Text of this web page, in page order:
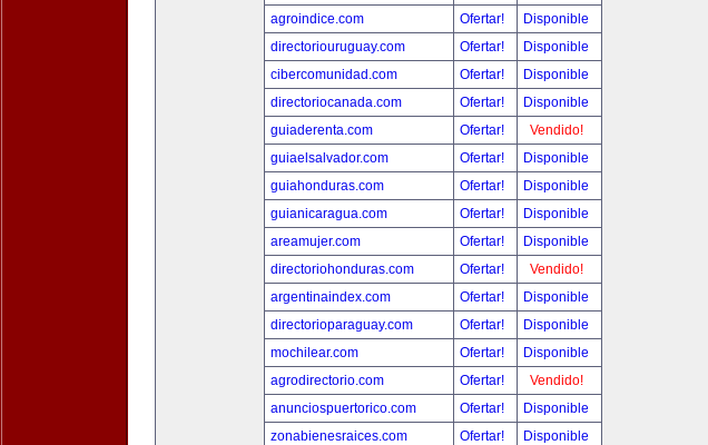
agroindice.com
Ofertar!
Disponible
directoriouruguay.com
Ofertar!
Disponible
cibercomunidad.com
Ofertar!
Disponible
directoriocanada.com
Ofertar!
Disponible
guiaderenta.com
Ofertar!
Vendido!
guiaelsalvador.com
Ofertar!
Disponible
guiahonduras.com
Ofertar!
Disponible
guianicaragua.com
Ofertar!
Disponible
areamujer.com
Ofertar!
Disponible
directoriohonduras.com
Ofertar!
Vendido!
argentinaindex.com
Ofertar!
Disponible
directorioparaguay.com
Ofertar!
Disponible
mochilear.com
Ofertar!
Disponible
agrodirectorio.com
Ofertar!
Vendido!
anunciospuertorico.com
Ofertar!
Disponible
zonabienesraices.com
Ofertar!
Disponible